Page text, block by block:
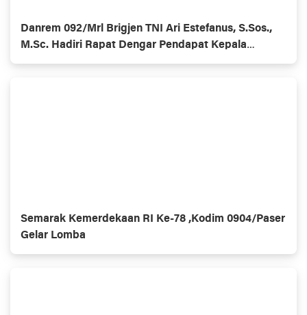
Danrem 092/Mrl Brigjen TNI Ari Estefanus, S.Sos.,
M.Sc. Hadiri Rapat Dengar Pendapat Kepala
Daerah Se-Provinsi Kalimantan Utara
Semarak Kemerdekaan RI Ke-78 ,Kodim 0904/Paser
Gelar Lomba